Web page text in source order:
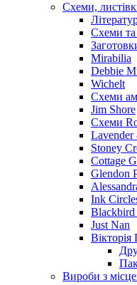
Схеми,
Схеми та
Mirabilia
Debbie
Wichelt
Схеми
Jim Shore
Cхеми
Lavender
Stoney
Cottage
Glendon
Ink
Blackbird
Just Nan
Вироби з